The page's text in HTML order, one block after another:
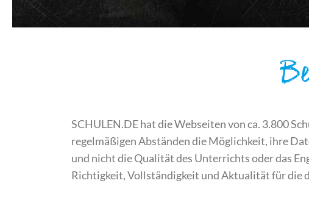
SCHULEN.DE hat die Webseiten von ca. 3.800
regelmäßigen Abständen die Möglichkeit, ihre
und nicht die Qualität des Unterrichts oder das
Richtigkeit, Vollständigkeit und Aktualität für die